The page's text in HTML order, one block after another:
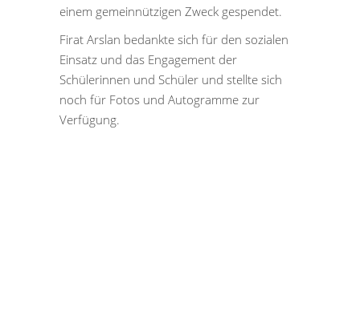
einem gemeinnützigen Zweck gespendet.
Firat Arslan bedankte sich für den sozialen
Einsatz und das Engagement der
Schülerinnen und Schüler und stellte sich
noch für Fotos und Autogramme zur
Verfügung.